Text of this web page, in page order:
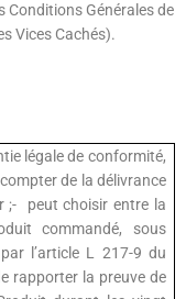
Conditions Générales de
Vices Cachés).
légale de conformité,
de la délivrance
;-
peut choisir entre la
commandé, sous
l’article L 217-9 du
rapporter la preuve de